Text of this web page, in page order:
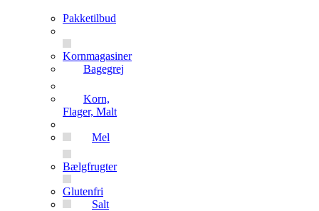
Pakketilbud
Kornmagasiner
Bagegrej
Korn,
Flager, Malt
Mel
Bælgfrugter
Glutenfri
Salt